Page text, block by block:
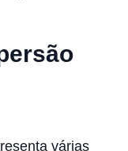
várias